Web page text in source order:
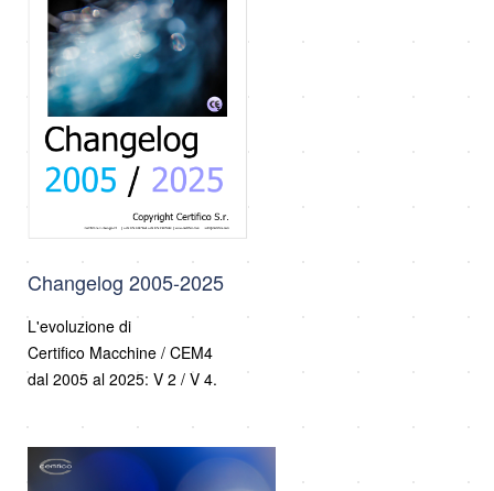
Changelog 2005-2025
L'evoluzione di
Certifico Macchine / CEM4
dal 2005 al 2025: V 2 / V 4.